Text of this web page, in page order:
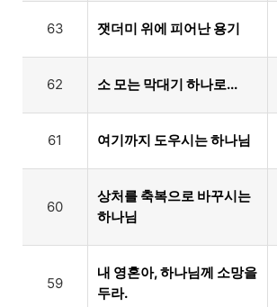
63 잿더미 위에 피어난 용기
62 소 모는 막대기 하나로...
61 여기까지 도우시는 하나님
60
상처를 축복으로 바꾸시는
하나님
59
내 영혼아, 하나님께 소망을
두라.